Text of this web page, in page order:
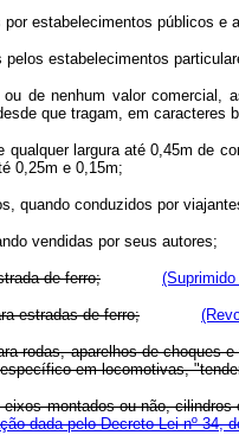
por estabelecimentos públicos
estabelecimentos
de nenhum valor comercial,
que tragam, em caracteres
largura até 0,45m de
0,25m e 0,15m;
quando conduzidos por
vendidas por seus autores;
de ferro;
estradas de ferro;
rodas, aparelhos de choques
em locomotivas,
montados ou não,
dada pelo Decreto-Lei nº 34,